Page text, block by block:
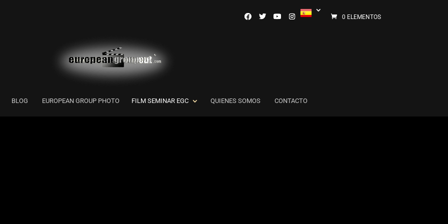
0 ELEMENTOS
BLOG EUROPEAN GROUP PHOTO FILM SEMINAR EGC QUIENES SOMOS CONTACTO